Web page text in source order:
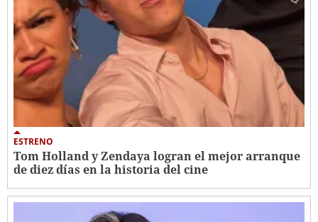
ESTRENO
Tom Holland y Zendaya logran el mejor arranque
de diez días en la historia del cine